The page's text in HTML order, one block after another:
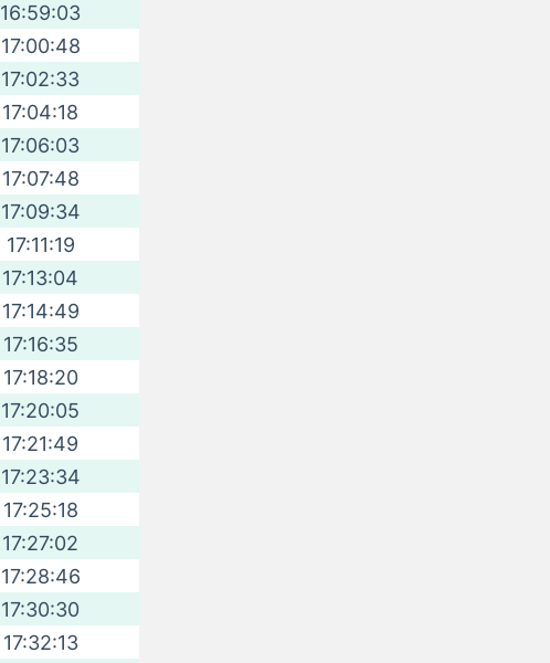
16:59:03
17:00:48
17:02:33
17:04:18
17:06:03
17:07:48
17:09:34
17:11:19
17:13:04
17:14:49
17:16:35
17:18:20
17:20:05
17:21:49
17:23:34
17:25:18
17:27:02
17:28:46
17:30:30
17:32:13